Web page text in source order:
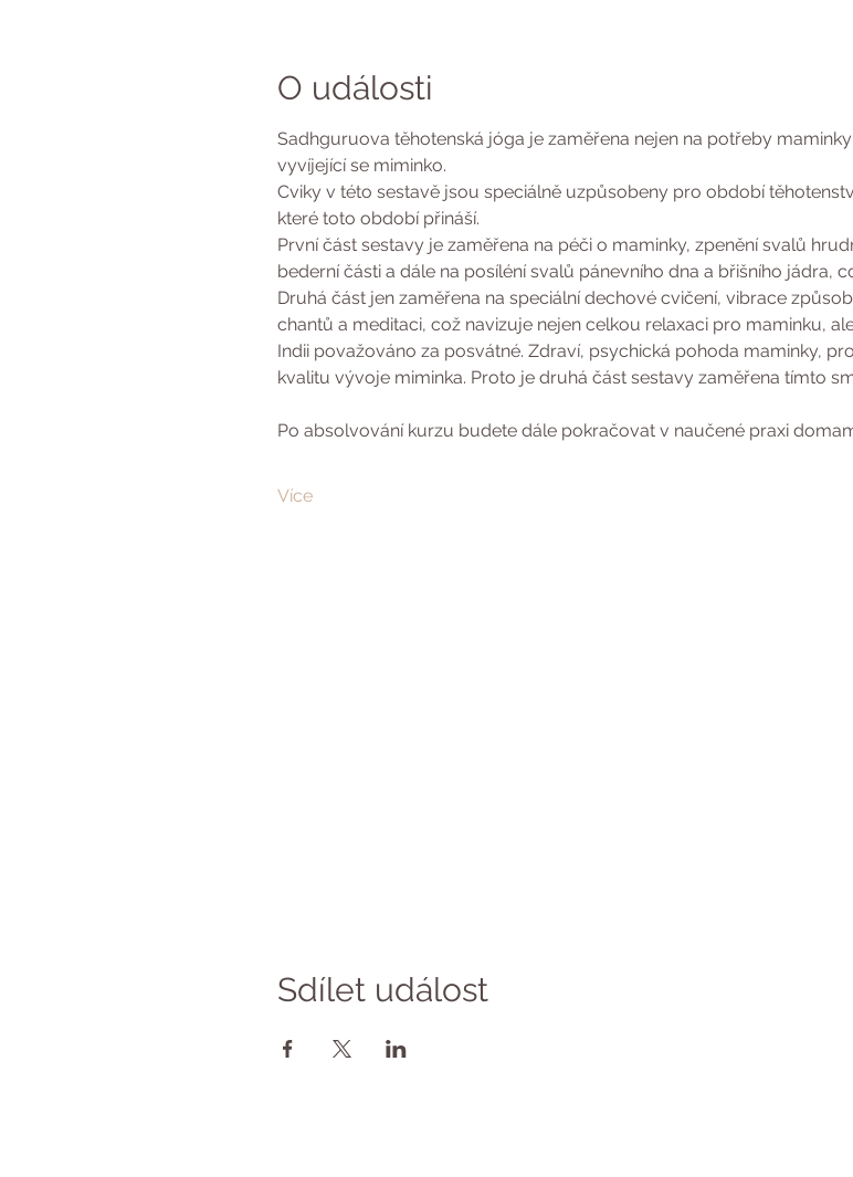
O události
Sadhguruova těhotenská jóga je zaměřena nejen na potřeby
vyvíjející se miminko.
Cviky v této sestavě jsou speciálně uzpůsobeny pro období
které toto období přináší.
První část sestavy je zaměřena na péči o maminky, zpenění svalů
bederní části a dále na posíléní svalů pánevního dna a břišního jádra,
Druhá část jen zaměřena na speciální dechové cvičení, vibrace
chantů a meditaci, což navizuje nejen celkou relaxaci pro maminku,
Indii považováno za posvátné. Zdraví, psychická pohoda maminky,
kvalitu vývoje miminka. Proto je druhá část sestavy zaměřena tímto
Po absolvování kurzu budete dále pokračovat v naučené praxi
Více
Sdílet událost